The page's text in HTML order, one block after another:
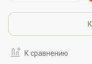
К сравнению